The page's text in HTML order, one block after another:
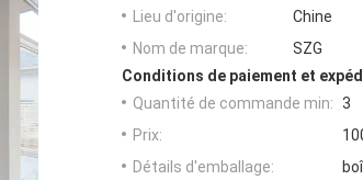
Lieu d'origine:
Chine
Nom de marque:
SZG
Conditions de paiement et
Quantité de commande min: 3
Prix:
Détails d'emballage: